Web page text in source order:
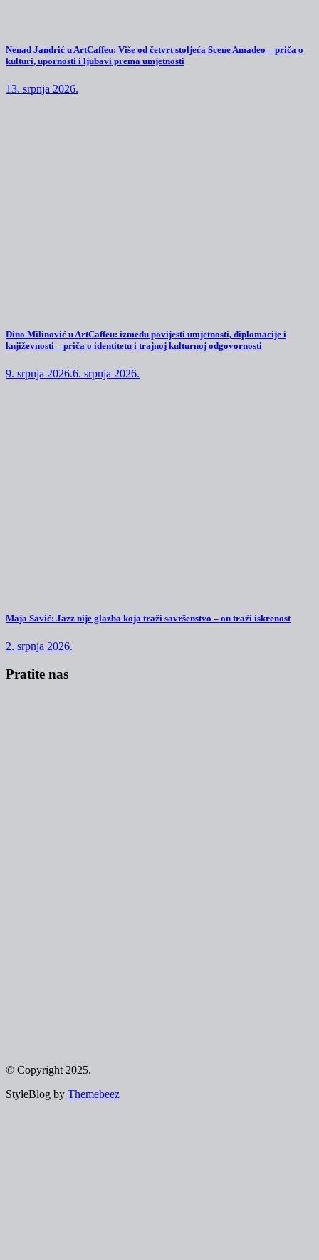
Nenad Jandrić u ArtCaffeu: Više od četvrt stoljeća Scene Amadeo – priča o
kulturi, upornosti i ljubavi prema umjetnosti
13. srpnja 2026.
Dino Milinović u ArtCaffeu: između povijesti umjetnosti, diplomacije i
književnosti – priča o identitetu i trajnoj kulturnoj odgovornosti
9. srpnja 2026.6. srpnja 2026.
Maja Savić: Jazz nije glazba koja traži savršenstvo – on traži iskrenost
2. srpnja 2026.
Pratite nas
© Copyright 2025.
StyleBlog by Themebeez